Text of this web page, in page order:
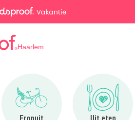
Haarlem
Ga naar Eropuit Ga naar